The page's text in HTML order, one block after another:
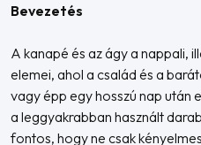
Bevezetés
A kanapé és az ágy a nappali,
elemei, ahol a család és a
vagy épp egy hosszú nap után
a leggyakrabban használt
fontos, hogy ne csak